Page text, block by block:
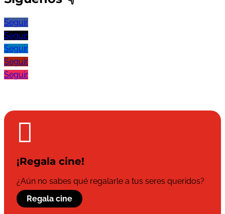
Seguir
Seguir
Seguir
Seguir
Seguir

¡Regala cine!
¿Aún no sabes qué regalarle a tus seres queridos?
Regala cine